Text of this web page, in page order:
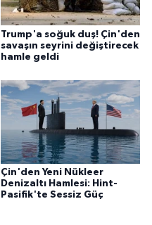
Trump'a soğuk duş! Çin'den
savaşın seyrini değiştirecek
hamle geldi
Çin'den Yeni Nükleer
Denizaltı Hamlesi: Hint-
Pasifik'te Sessiz Güç